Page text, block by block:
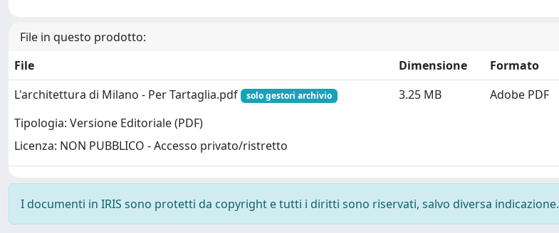
File in questo prodotto:
File
Dimensione
Formato
L'architettura di Milano - Per Tartaglia.pdf
solo gestori archivio
Tipologia: Versione Editoriale (PDF)
Licenza: NON PUBBLICO - Accesso privato/ristretto
3.25 MB Adobe PDF
I documenti in IRIS sono protetti da copyright e tutti i diritti sono riservati, salvo diversa indicazione.